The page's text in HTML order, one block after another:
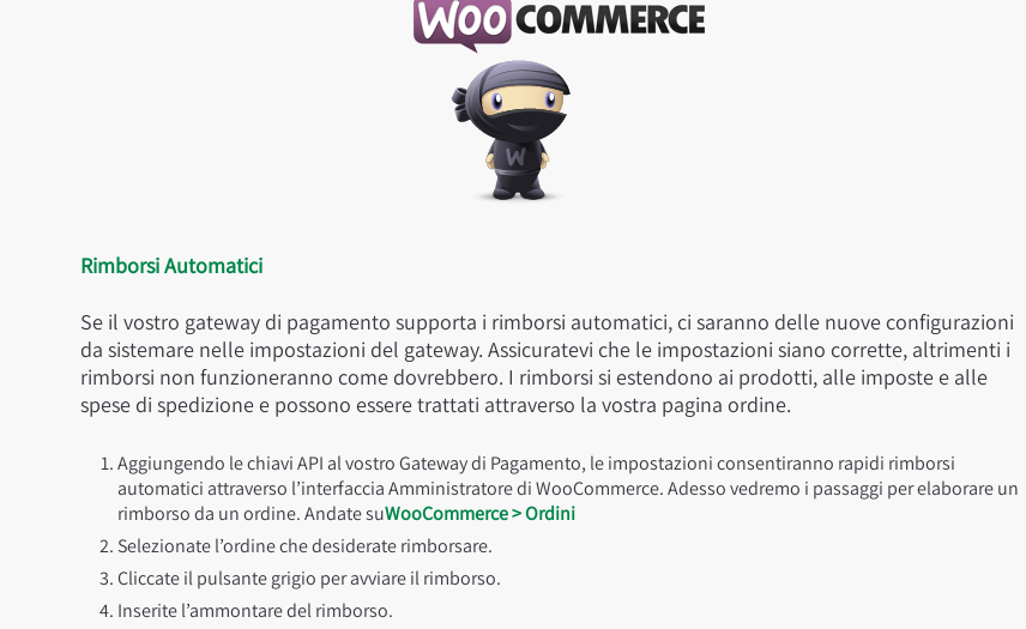
Rimborsi Automatici
Se il vostro gateway di pagamento supporta i rimborsi automatici, ci saranno delle nuove configurazioni
da sistemare nelle impostazioni del gateway. Assicuratevi che le impostazioni siano corrette, altrimenti i
rimborsi non funzioneranno come dovrebbero. I rimborsi si estendono ai prodotti, alle imposte e alle
spese di spedizione e possono essere trattati attraverso la vostra pagina ordine.
Aggiungendo le chiavi API al vostro Gateway di Pagamento, le impostazioni consentiranno rapidi rimborsi
automatici attraverso l’interfaccia Amministratore di WooCommerce. Adesso vedremo i passaggi per elaborare un
rimborso da un ordine. Andate suWooCommerce > Ordini
Selezionate l’ordine che desiderate rimborsare.
Cliccate il pulsante grigio per avviare il rimborso.
Inserite l’ammontare del rimborso.